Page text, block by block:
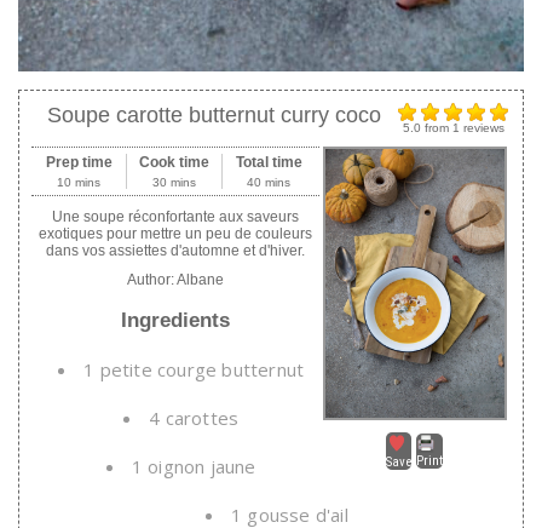
5.0 from 1 reviews
Soupe carotte butternut curry coco
Save Print
Prep time
10 mins
Cook time
30 mins
Total time
40 mins
Une soupe réconfortante aux saveurs
exotiques pour mettre un peu de couleurs
dans vos assiettes d'automne et d'hiver.
Author:Albane
Ingredients
1 petite courge butternut
4 carottes
1 oignon jaune
1 gousse d'ail